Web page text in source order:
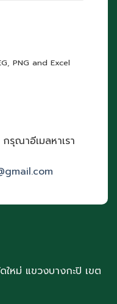
PNG and Excel
รุณาอีเมลหาเรา
หม่ แขวงบางกะปิ เขต